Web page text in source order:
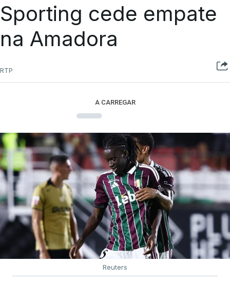
Sporting cede empate
na Amadora
RTP
A CARREGAR
Reuters